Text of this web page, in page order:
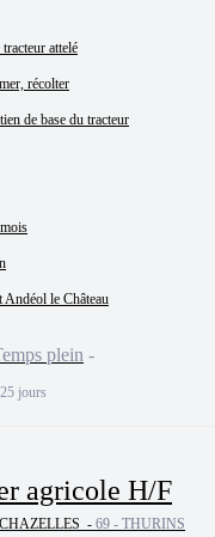
attelé
récolter
de base du tracteur
Andéol le Château
plein
jours
agricole H/F
- 69 - THURINS